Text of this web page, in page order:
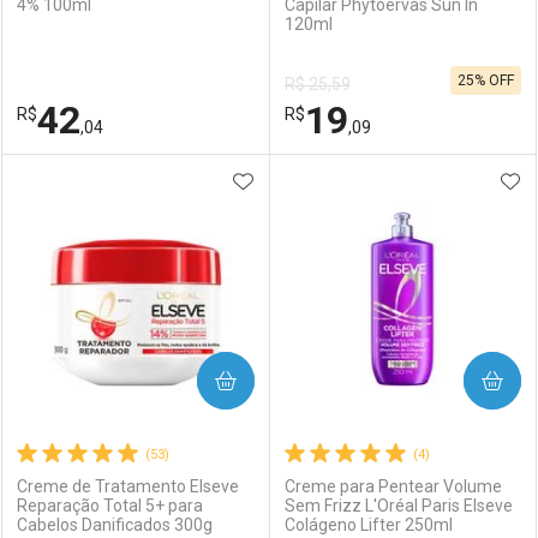
Comprar sem Desconto
Por R$ 31,99/cada
Por R$ 31,99/cada
Comprar sem Desconto
Por R$ 29,99/cada
Comprar sem Desconto
Por R$ 29,99/cada
4% 100ml
R$42,04
Laboratório
Por Menos
Capilar Phytoervas Sun In
120ml
R$ 25,59
R$19,09
25% OFF
Laboratório
Por Menos
(53)
Creme de Tratamento Elseve
Reparação Total 5+ para
Cabelos Danificados 300g
ADICIONAR AOS FAVORITOS
COMPRAR
(4)
Creme para Pentear Volume
Sem Frizz L'Oréal Paris Elseve
Colágeno Lifter 250ml
COMPRAR